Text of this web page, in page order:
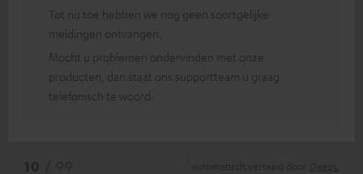
Tot nu toe hebben we nog geen soortgelijke
meldingen ontvangen.
Mocht u problemen ondervinden met onze
producten, dan staat ons supportteam u graag
telefonisch te woord.